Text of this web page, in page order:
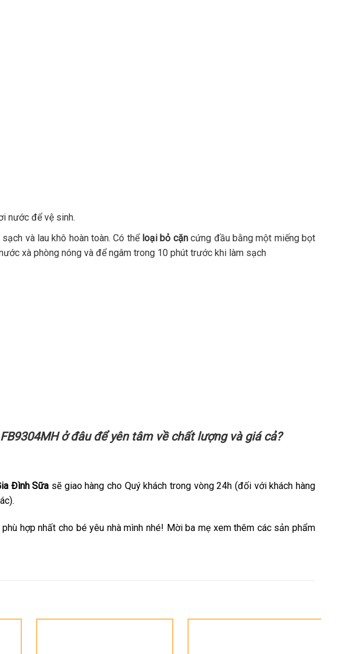
nước để vệ sinh.
và lau khô hoàn toàn. Có thể loại bỏ cặncứng đầu bằng một miếng bọt
xà phòng nóng và để ngâm trong 10 phút trước khi làm sạch
ở đâu để yên tâm về chất lượng và giá cả?
Đình Sữa sẽ giao hàng cho Quý khách trong vòng 24h (đối với khách hàng
hợp nhất cho bé yêu nhà mình nhé! Mời ba mẹ xem thêm các sản phẩm